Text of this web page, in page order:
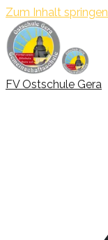
Zum Inhalt springen
FV Ostschule Gera